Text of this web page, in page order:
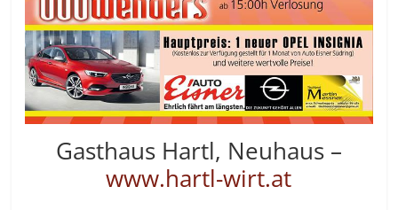
Gasthaus Hartl, Neuhaus –
www.hartl-wirt.at